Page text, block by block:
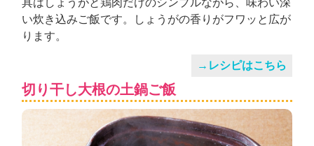
具はしょうがと鶏肉だけのシンプルながら、味わい深
い炊き込みご飯です。しょうがの香りがフワッと広が
ります。
→レシピはこちら
切り干し大根の土鍋ご飯